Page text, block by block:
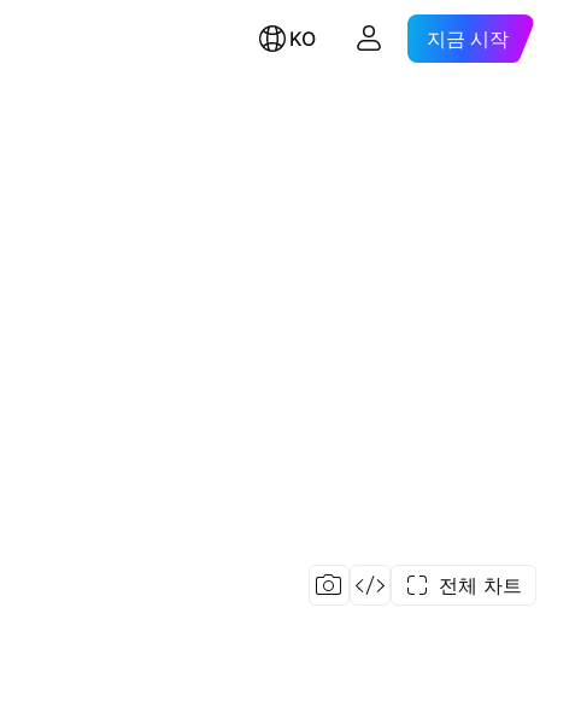
KO 지금 시작
전체 차트